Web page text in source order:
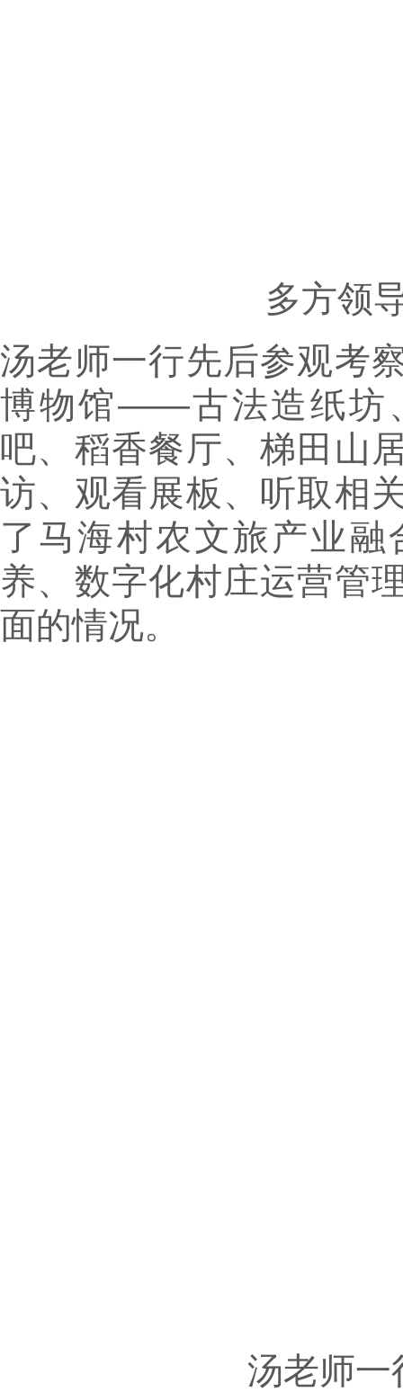
多方领
汤老师一行先后参观考
博物馆——古法造纸坊
吧、稻香餐厅、梯田山
访、观看展板、听取相
了马海村农文旅产业
养、数字化村庄运营管
面的情况。
汤老师一